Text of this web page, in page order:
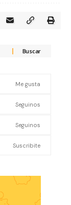
Me gusta
Seguinos
Seguinos
Suscribite